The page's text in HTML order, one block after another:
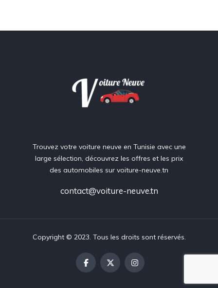
Trouvez votre voiture neuve en Tunisie avec une
large sélection, découvrez les offres et les prix
des automobiles sur voiture-neuve.tn
contact@voiture-neuve.tn
Copyright © 2023. Tous les droits sont réservés.